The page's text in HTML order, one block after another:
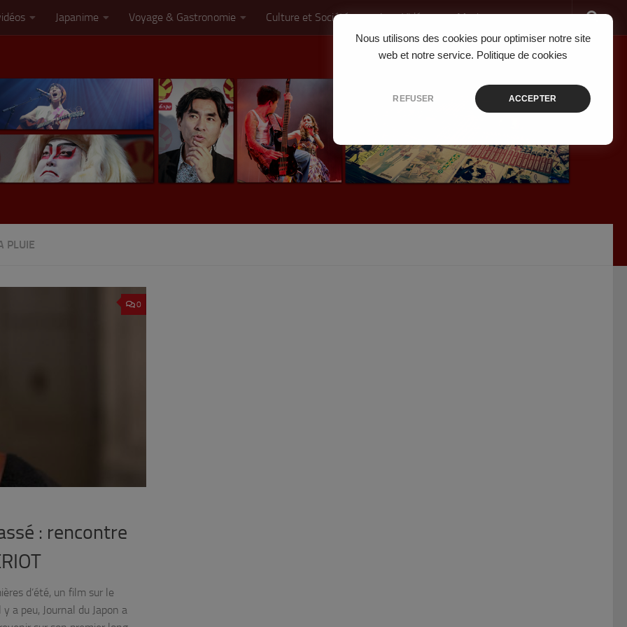
Nous utilisons des cookies pour optimiser notre site
web et notre service. Politique de cookies
REFUSER ACCEPTER
Japanime Voyage & Gastronomie Culture et Société Jeux Vidéo Musique
PLUIE
0
: rencontre
d’été, un film sur le
a peu, Journal du Japon a